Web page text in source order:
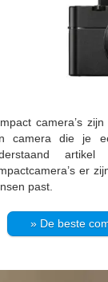
camera’s
camera die je
er
past.
» De beste